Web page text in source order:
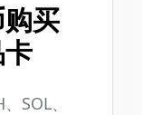
买
SOL、